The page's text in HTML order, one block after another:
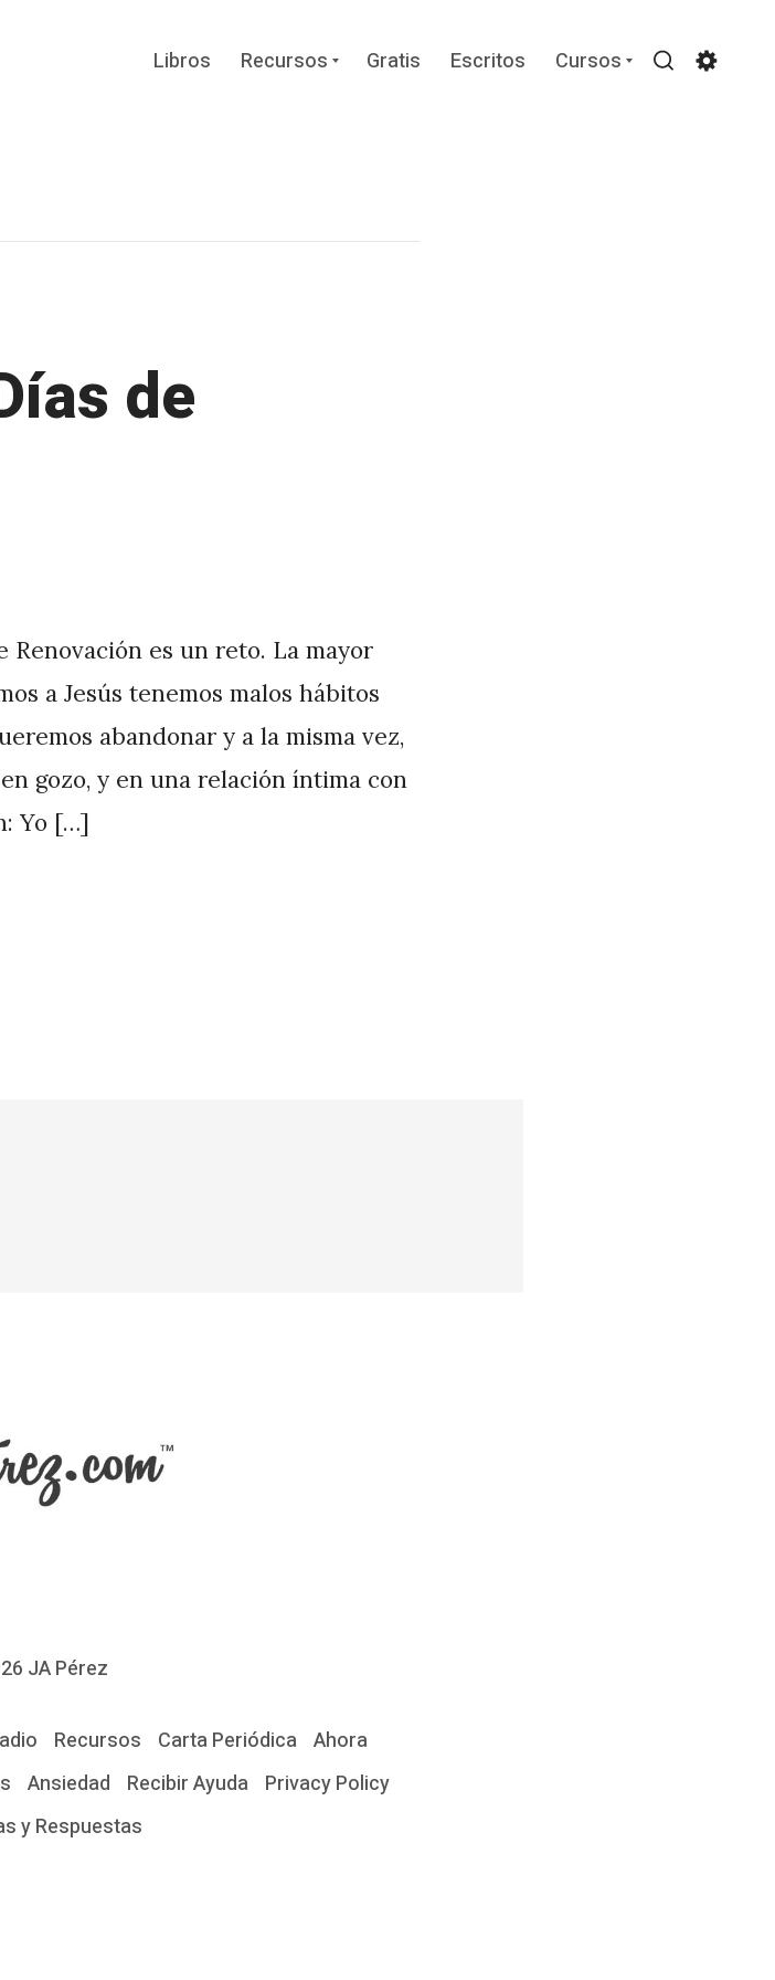
Libros Recursos Expand
childGratis Escritos Cursos Expand
child
de
Renovación es un reto. La mayor
a Jesús tenemos malos hábitos
abandonar y a la misma vez,
gozo, y en una relación íntima con
Yo […]
JA Pérez
Recursos Carta Periódica Ahora
Ansiedad Recibir Ayuda
Privacy Policy
y Respuestas